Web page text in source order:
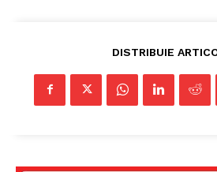
DISTRIBUIE